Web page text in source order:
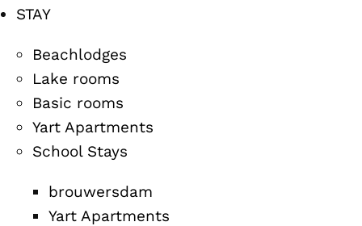
STAY
Beachlodges
Lake rooms
Basic rooms
Yart Apartments
School Stays
brouwersdam
Yart Apartments